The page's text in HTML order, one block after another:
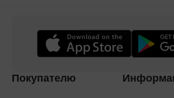
Покупателю